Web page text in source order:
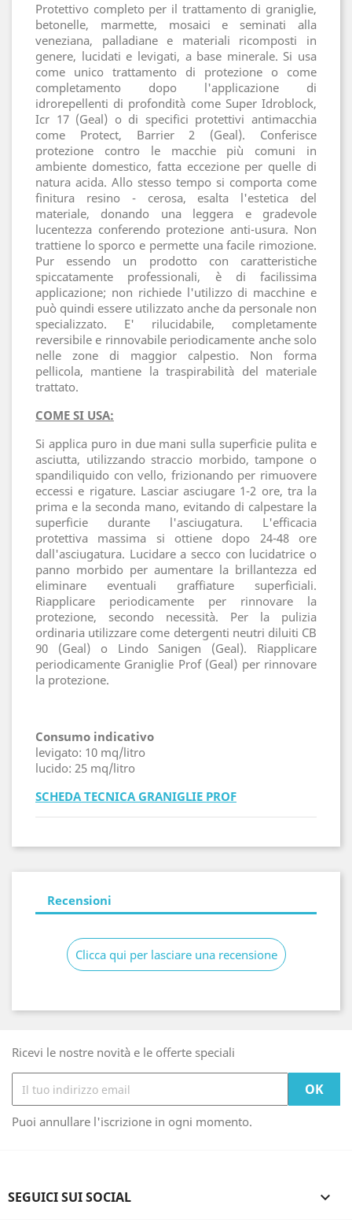
Protettivo completo per il trattamento di graniglie,
betonelle, marmette, mosaici e seminati alla
veneziana, palladiane e materiali ricomposti in
genere, lucidati e levigati, a base minerale. Si usa
come unico trattamento di protezione o come
completamento dopo l'applicazione di
idrorepellenti di profondità come Super Idroblock,
Icr 17 (Geal) o di specifici protettivi antimacchia
come Protect, Barrier 2 (Geal). Conferisce
protezione contro le macchie più comuni in
ambiente domestico, fatta eccezione per quelle di
natura acida. Allo stesso tempo si comporta come
finitura resino - cerosa, esalta l'estetica del
materiale, donando una leggera e gradevole
lucentezza conferendo protezione anti-usura. Non
trattiene lo sporco e permette una facile rimozione.
Pur essendo un prodotto con caratteristiche
spiccatamente professionali, è di facilissima
applicazione; non richiede l'utilizzo di macchine e
può quindi essere utilizzato anche da personale non
specializzato. E' rilucidabile, completamente
reversibile e rinnovabile periodicamente anche solo
nelle zone di maggior calpestio. Non forma
pellicola, mantiene la traspirabilità del materiale
trattato.
COME SI USA:
Si applica puro in due mani sulla superficie pulita e
asciutta, utilizzando straccio morbido, tampone o
spandiliquido con vello, frizionando per rimuovere
eccessi e rigature. Lasciar asciugare 1-2 ore, tra la
prima e la seconda mano, evitando di calpestare la
superficie durante l'asciugatura. L'efficacia
protettiva massima si ottiene dopo 24-48 ore
dall'asciugatura. Lucidare a secco con lucidatrice o
panno morbido per aumentare la brillantezza ed
eliminare eventuali graffiature superficiali.
Riapplicare periodicamente per rinnovare la
protezione, secondo necessità. Per la pulizia
ordinaria utilizzare come detergenti neutri diluiti CB
90 (Geal) o Lindo Sanigen (Geal). Riapplicare
periodicamente Graniglie Prof (Geal) per rinnovare
la protezione.
Consumo indicativo
levigato: 10 mq/litro
lucido: 25 mq/litro
SCHEDA TECNICA GRANIGLIE PROF
Recensioni
Clicca qui per lasciare una recensione
Ricevi le nostre novità e le offerte speciali
Puoi annullare l'iscrizione in ogni momento.
SEGUICI SUI SOCIAL 